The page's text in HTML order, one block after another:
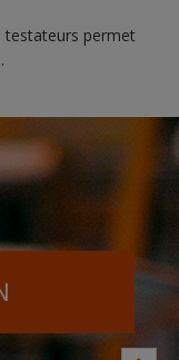
testateurs permet